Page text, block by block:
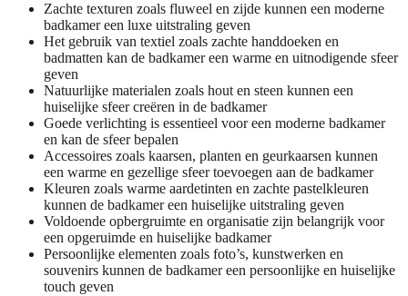
Zachte texturen zoals fluweel en zijde kunnen een moderne
badkamer een luxe uitstraling geven
Het gebruik van textiel zoals zachte handdoeken en
badmatten kan de badkamer een warme en uitnodigende sfeer
geven
Natuurlijke materialen zoals hout en steen kunnen een
huiselijke sfeer creëren in de badkamer
Goede verlichting is essentieel voor een moderne badkamer
en kan de sfeer bepalen
Accessoires zoals kaarsen, planten en geurkaarsen kunnen
een warme en gezellige sfeer toevoegen aan de badkamer
Kleuren zoals warme aardetinten en zachte pastelkleuren
kunnen de badkamer een huiselijke uitstraling geven
Voldoende opbergruimte en organisatie zijn belangrijk voor
een opgeruimde en huiselijke badkamer
Persoonlijke elementen zoals foto’s, kunstwerken en
souvenirs kunnen de badkamer een persoonlijke en huiselijke
touch geven